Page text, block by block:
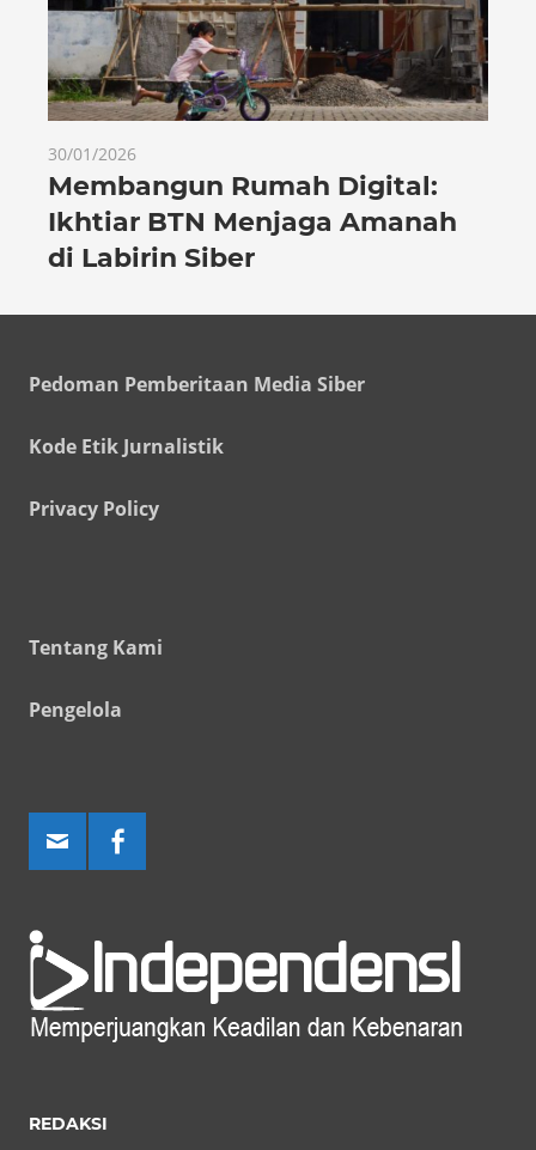
30/01/2026
Membangun Rumah Digital:
Ikhtiar BTN Menjaga Amanah
di Labirin Siber
Pedoman Pemberitaan Media Siber
Kode Etik Jurnalistik
Privacy Policy
Tentang Kami
Pengelola
REDAKSI